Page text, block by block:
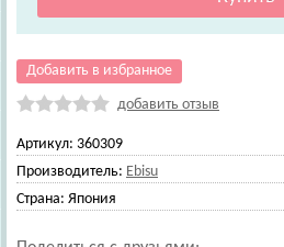
Добавить в избранное
добавить отзыв
Артикул: 360309
Производитель: Ebisu
Страна: Япония